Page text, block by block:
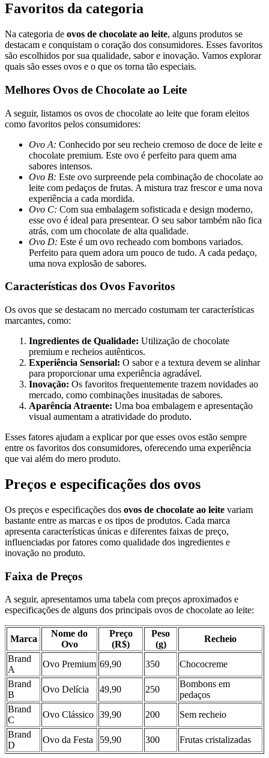
Favoritos da categoria
Na categoria de ovos de chocolate ao leite, alguns produtos se
destacam e conquistam o coração dos consumidores. Esses favoritos
são escolhidos por sua qualidade, sabor e inovação. Vamos explorar
quais são esses ovos e o que os torna tão especiais.
Melhores Ovos de Chocolate ao Leite
A seguir, listamos os ovos de chocolate ao leite que foram eleitos
como favoritos pelos consumidores:
Ovo A: Conhecido por seu recheio cremoso de doce de leite e
chocolate premium. Este ovo é perfeito para quem ama
sabores intensos.
Ovo B: Este ovo surpreende pela combinação de chocolate ao
leite com pedaços de frutas. A mistura traz frescor e uma nova
experiência a cada mordida.
Ovo C: Com sua embalagem sofisticada e design moderno,
esse ovo é ideal para presentear. O seu sabor também não fica
atrás, com um chocolate de alta qualidade.
Ovo D: Este é um ovo recheado com bombons variados.
Perfeito para quem adora um pouco de tudo. A cada pedaço,
uma nova explosão de sabores.
Características dos Ovos Favoritos
Os ovos que se destacam no mercado costumam ter características
marcantes, como:
Ingredientes de Qualidade: Utilização de chocolate
premium e recheios autênticos.
Experiência Sensorial: O sabor e a textura devem se alinhar
para proporcionar uma experiência agradável.
Inovação: Os favoritos frequentemente trazem novidades ao
mercado, como combinações inusitadas de sabores.
Aparência Atraente: Uma boa embalagem e apresentação
visual aumentam a atratividade do produto.
Esses fatores ajudam a explicar por que esses ovos estão sempre
entre os favoritos dos consumidores, oferecendo uma experiência
que vai além do mero produto.
Preços e especificações dos ovos
Os preços e especificações dos ovos de chocolate ao leite variam
bastante entre as marcas e os tipos de produtos. Cada marca
apresenta características únicas e diferentes faixas de preço,
influenciadas por fatores como qualidade dos ingredientes e
inovação no produto.
Faixa de Preços
A seguir, apresentamos uma tabela com preços aproximados e
especificações de alguns dos principais ovos de chocolate ao leite:
Marca
Nome do
Ovo
Preço
(R$)
Peso
(g)
Recheio
Brand
A
Ovo Premium 69,90 350
Chococreme
Brand
B
Ovo Delícia 49,90 250
Bombons em
pedaços
Brand
C
Ovo Clássico 39,90 200
Sem recheio
Brand
D
Ovo da Festa 59,90 300 Frutas cristalizadas